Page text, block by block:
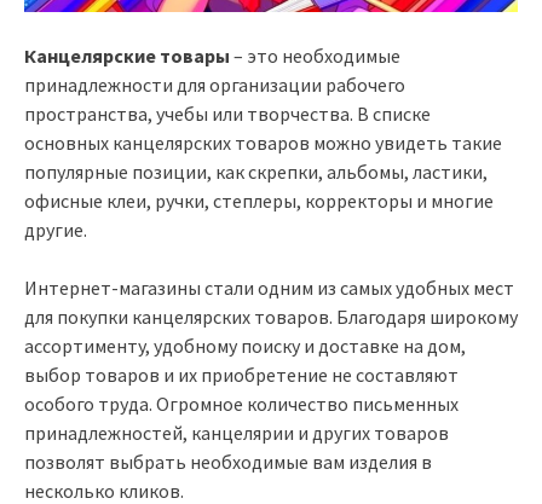
Канцелярские товары – это необходимые
принадлежности для организации рабочего
пространства, учебы или творчества. В списке
основных канцелярских товаров можно увидеть такие
популярные позиции, как скрепки, альбомы, ластики,
офисные клеи, ручки, степлеры, корректоры и многие
другие.
Интернет-магазины стали одним из самых удобных мест
для покупки канцелярских товаров. Благодаря широкому
ассортименту, удобному поиску и доставке на дом,
выбор товаров и их приобретение не составляют
особого труда. Огромное количество письменных
принадлежностей, канцелярии и других товаров
позволят выбрать необходимые вам изделия в
несколько кликов.